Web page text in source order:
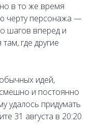
но в то же время
черту персонажа —
шагов вперед и
где другие
идей,
и постоянно
удалось придумать
31 августа в 20:20